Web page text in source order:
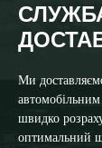
Ми
швидко
оптимальний